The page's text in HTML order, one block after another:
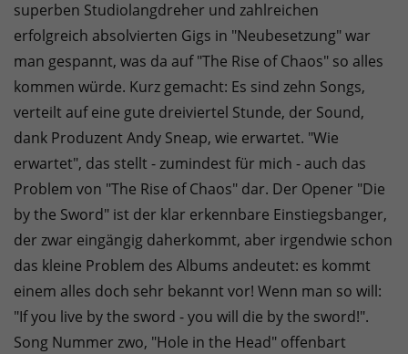
superben Studiolangdreher und zahlreichen
erfolgreich absolvierten Gigs in "Neubesetzung" war
man gespannt, was da auf "The Rise of Chaos" so alles
kommen würde. Kurz gemacht: Es sind zehn Songs,
verteilt auf eine gute dreiviertel Stunde, der Sound,
dank Produzent Andy Sneap, wie erwartet. "Wie
erwartet", das stellt - zumindest für mich - auch das
Problem von "The Rise of Chaos" dar. Der Opener "Die
by the Sword" ist der klar erkennbare Einstiegsbanger,
der zwar eingängig daherkommt, aber irgendwie schon
das kleine Problem des Albums andeutet: es kommt
einem alles doch sehr bekannt vor! Wenn man so will:
"If you live by the sword - you will die by the sword!".
Song Nummer zwo, "Hole in the Head" offenbart